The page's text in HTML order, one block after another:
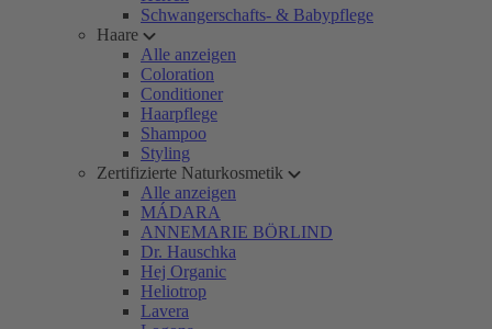
Schwangerschafts- & Babypflege
Haare
Alle anzeigen
Coloration
Conditioner
Haarpflege
Shampoo
Styling
Zertifizierte Naturkosmetik
Alle anzeigen
MÁDARA
ANNEMARIE BÖRLIND
Dr. Hauschka
Hej Organic
Heliotrop
Lavera